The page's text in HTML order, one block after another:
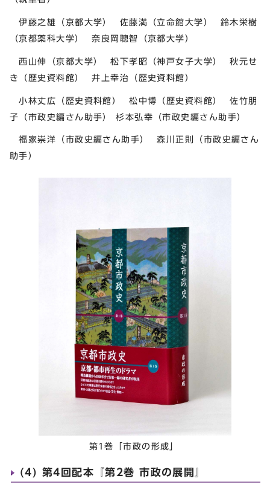
伊藤之雄（京都大学） 佐藤満（立命館大学） 鈴木栄樹
（京都薬科大学） 奈良岡聰智（京都大学）
西山伸（京都大学） 松下孝昭（神戸女子大学） 秋元せ
き（歴史資料館） 井上幸治（歴史資料館）
小林丈広（歴史資料館） 松中博（歴史資料館） 佐竹朋
子（市政史編さん助手） 杉本弘幸（市政史編さん助手）
福家崇洋（市政史編さん助手） 森川正則（市政史編さん
助手）
第1巻「市政の形成」
(4) 第4回配本『第2巻 市政の展開』